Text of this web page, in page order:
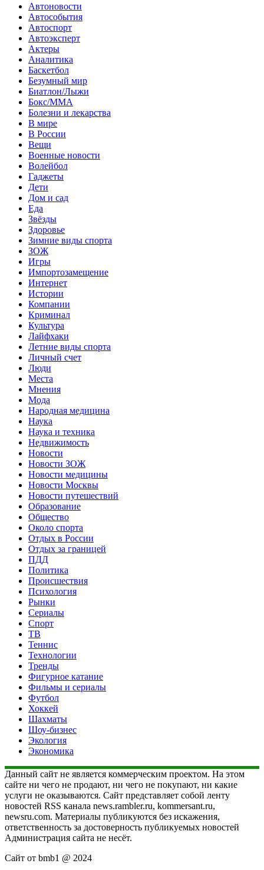
Автоновости
Автособытия
Автоспорт
Автоэксперт
Актеры
Аналитика
Баскетбол
Безумный мир
Биатлон/Лыжи
Бокс/MMA
Болезни и лекарства
В мире
В России
Вещи
Военные новости
Волейбол
Гаджеты
Дети
Дом и сад
Еда
Звёзды
Здоровье
Зимние виды спорта
ЗОЖ
Игры
Импортозамещение
Интернет
Истории
Компании
Криминал
Культура
Лайфхаки
Летние виды спорта
Личный счет
Люди
Места
Мнения
Мода
Народная медицина
Наука
Наука и техника
Недвижимость
Новости
Новости ЗОЖ
Новости медицины
Новости Москвы
Новости путешествий
Образование
Общество
Около спорта
Отдых в России
Отдых за границей
ПДД
Политика
Происшествия
Психология
Рынки
Сериалы
Спорт
ТВ
Теннис
Технологии
Тренды
Фигурное катание
Фильмы и сериалы
Футбол
Хоккей
Шахматы
Шоу-бизнес
Экология
Экономика
Данный сайт не является коммерческим проектом. На этом
сайте ни чего не продают, ни чего не покупают, ни какие
услуги не оказываются. Сайт представляет собой ленту
новостей RSS канала news.rambler.ru, kommersant.ru,
newsru.com. Материалы публикуются без искажения,
ответственность за достоверность публикуемых новостей
Администрация сайта не несёт.
Сайт от bmb1 @ 2024